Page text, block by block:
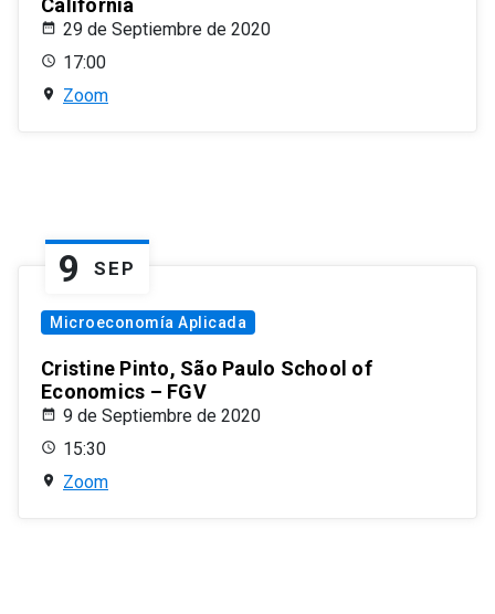
California
29 de Septiembre de 2020
17:00
Zoom
9 SEP
Microeconomía Aplicada
Cristine Pinto, São Paulo School of
Economics – FGV
9 de Septiembre de 2020
15:30
Zoom